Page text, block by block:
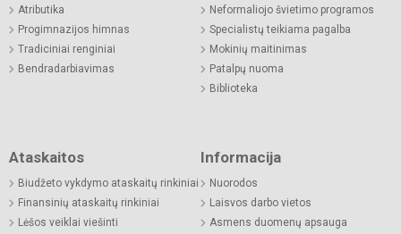
Atributika
Progimnazijos himnas
Tradiciniai renginiai
Bendradarbiavimas
Neformaliojo švietimo programos
Specialistų teikiama pagalba
Mokinių maitinimas
Patalpų nuoma
Biblioteka
Ataskaitos
Biudžeto vykdymo ataskaitų rinkiniai
Finansinių ataskaitų rinkiniai
Lėšos veiklai viešinti
Informacija
Nuorodos
Laisvos darbo vietos
Asmens duomenų apsauga